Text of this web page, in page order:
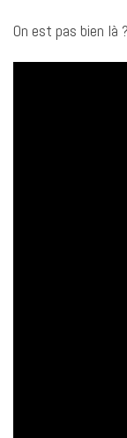
On est pas bien là